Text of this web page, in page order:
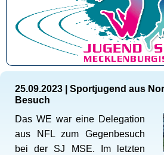
25.09.2023
Sportjugend aus
Besuch
Das WE war eine Delegation
aus NFL zum Gegenbesuch
bei der SJ MSE. Im letzten